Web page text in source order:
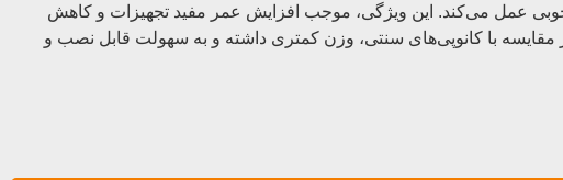
خوبی عمل می‌کند. این ویژگی، موجب افزایش عمر مفید تجهیزات و کاهش
با کانوپی‌های سنتی، وزن کمتری داشته و به سهولت قابل نصب و